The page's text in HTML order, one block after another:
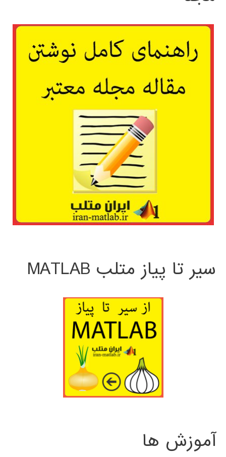
سیر تا پیاز متلب MATLAB
آموزش ها